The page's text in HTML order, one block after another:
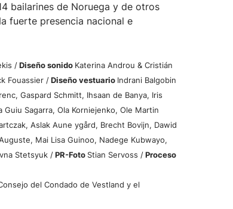
bailarines de Noruega y de otros
fuerte presencia nacional e
/Diseño sonido Katerina Androu & Cristián
Fouassier /Diseño vestuario Indrani Balgobin
Gaspard Schmitt, Ihsaan de Banya, Iris
Sagarra, Ola Korniejenko, Ole Martin
Aslak Aune ygård, Brecht Bovijn, Dawid
Mai Lisa Guinoo, Nadege Kubwayo,
Stetsyuk /PR-Foto Stian Servoss /Proceso
del Condado de Vestland y el